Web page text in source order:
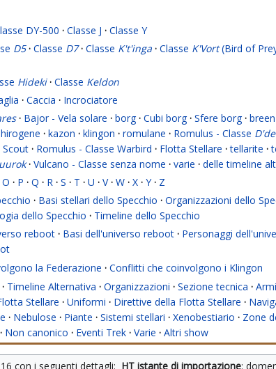
DY-500 · Classe J · Classe Y
D5 · Classe D7 · Classe K't'inga · Classe K'Vort(Bird of
Hideki · Classe Keldon
· Caccia · Incrociatore
· Bajor - Vela solare · borg · Cubi borg · Sfere borg · breen
hirogene · kazon · klingon · romulane · Romulus - Classe
Scout · Romulus - Classe Warbird · Flotta Stellare · tellarite ·
· Vulcano - Classe senza nome · varie · delle timeline
O · P · Q · R · S · T · U · V · W · X · Y · Z
· Basi stellari dello Specchio · Organizzazioni dello
dello Specchio · Timeline dello Specchio
reboot · Basi dell'universo reboot · Personaggi
la Federazione · Conflitti che coinvolgono i Klingon
· Timeline Alternativa · Organizzazioni · Sezione tecnica · Armi
Stellare · Uniformi · Direttive della Flotta Stellare ·
· Nebulose · Piante · Sistemi stellari · Xenobestiario · Zone
· Non canonico · Eventi Trek · Varie · Altri show
con i seguenti dettagli: HT istante di importazione: